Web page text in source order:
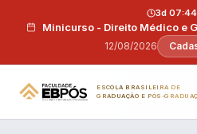
Minicurso - Direito Médico e
12/08/2026
3d
ESCOLA BRASILEIRA DE
GRADUAÇÃO E PÓS-